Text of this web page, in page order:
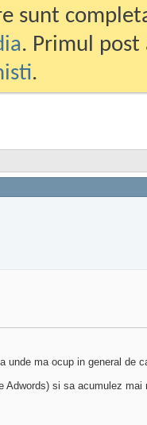
sunt
. Primul
.
unde ma ocup in general
Adwords) si sa acumulez